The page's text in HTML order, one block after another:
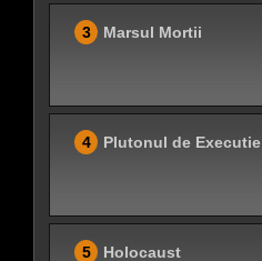
3 Marsul Mortii
4 Plutonul de Executie
5 Holocaust